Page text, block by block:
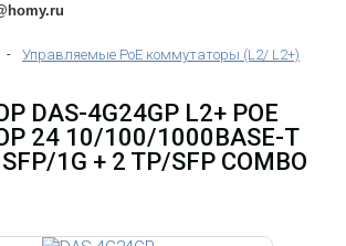
- Управляемые PoE коммутаторы (L2/ L2+)
4G24GP L2+ POE
24 10/100/1000BASE-T
1G + 2 TP/SFP COMBO